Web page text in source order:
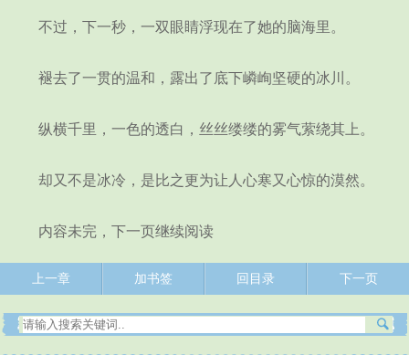
不过，下一秒，一双眼睛浮现在了她的脑海里。
褪去了一贯的温和，露出了底下嶙峋坚硬的冰川。
纵横千里，一色的透白，丝丝缕缕的雾气萦绕其上。
却又不是冰冷，是比之更为让人心寒又心惊的漠然。
内容未完，下一页继续阅读
上一章 加书签 回目录 下一页